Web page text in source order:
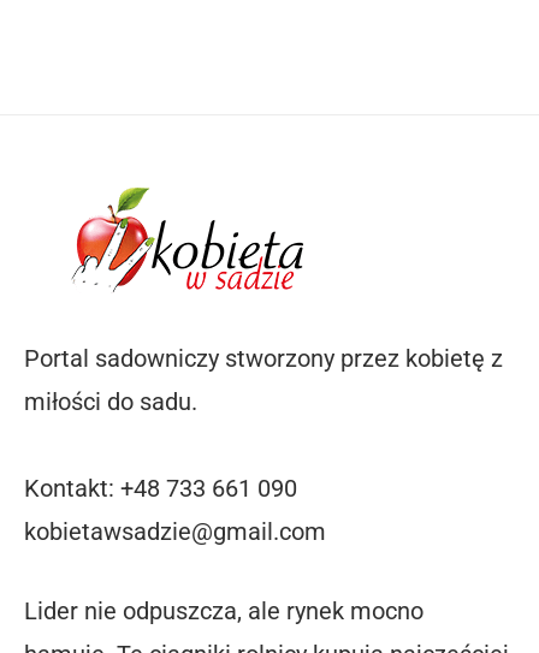
Portal sadowniczy stworzony przez kobietę z
miłości do sadu.
Kontakt: +48 733 661 090
kobietawsadzie@gmail.com
Lider nie odpuszcza, ale rynek mocno